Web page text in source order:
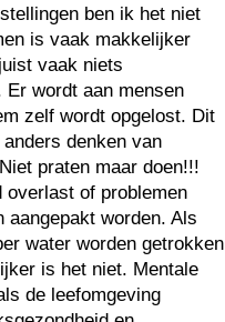
ben ik het niet
is vaak makkelijker
vaak niets
Er wordt aan mensen
zelf wordt opgelost. Dit
denken van
praten maar doen!!!
overlast of problemen
worden. Als
water worden getrokken
is het niet. Mentale
de leefomgeving